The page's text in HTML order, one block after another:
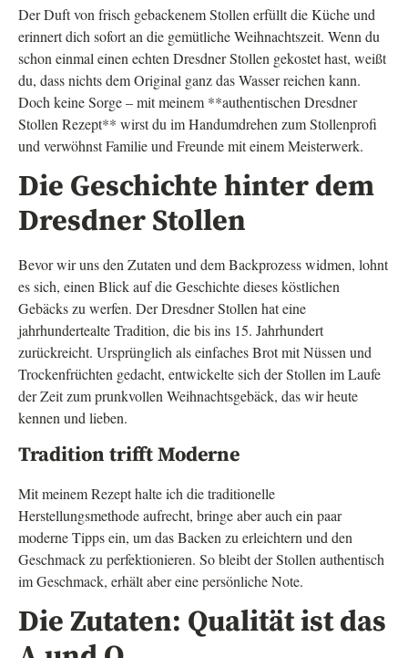
Der Duft von frisch gebackenem Stollen erfüllt die Küche und
erinnert dich sofort an die gemütliche Weihnachtszeit. Wenn du
schon einmal einen echten Dresdner Stollen gekostet hast, weißt
du, dass nichts dem Original ganz das Wasser reichen kann.
Doch keine Sorge – mit meinem **authentischen Dresdner
Stollen Rezept** wirst du im Handumdrehen zum Stollenprofi
und verwöhnst Familie und Freunde mit einem Meisterwerk.
Die Geschichte hinter dem
Dresdner Stollen
Bevor wir uns den Zutaten und dem Backprozess widmen, lohnt
es sich, einen Blick auf die Geschichte dieses köstlichen
Gebäcks zu werfen. Der Dresdner Stollen hat eine
jahrhundertealte Tradition, die bis ins 15. Jahrhundert
zurückreicht. Ursprünglich als einfaches Brot mit Nüssen und
Trockenfrüchten gedacht, entwickelte sich der Stollen im Laufe
der Zeit zum prunkvollen Weihnachtsgebäck, das wir heute
kennen und lieben.
Tradition trifft Moderne
Mit meinem Rezept halte ich die traditionelle
Herstellungsmethode aufrecht, bringe aber auch ein paar
moderne Tipps ein, um das Backen zu erleichtern und den
Geschmack zu perfektionieren. So bleibt der Stollen authentisch
im Geschmack, erhält aber eine persönliche Note.
Die Zutaten: Qualität ist das